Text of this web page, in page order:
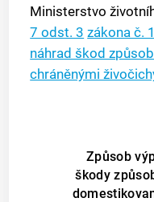
Ministerstvo
7 odst. 3 zákona č.
náhrad škod
chráněnými
Způsob
škody